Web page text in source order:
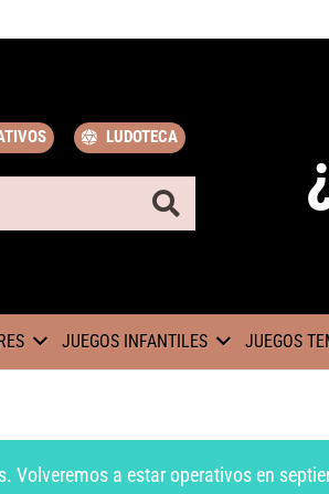
LUDOTECA
JUEGOS INFANTILES JUEGOS
a estar operativos en